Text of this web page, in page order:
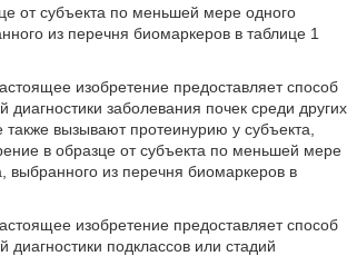
от субъекта по меньшей мере одного
из перечня биомаркеров в таблице 1
изобретение предоставляет способ
заболевания почек среди других
также вызывают протеинурию у субъекта,
в образце от субъекта по меньшей мере
выбранного из перечня биомаркеров в
изобретение предоставляет способ
подклассов или стадий